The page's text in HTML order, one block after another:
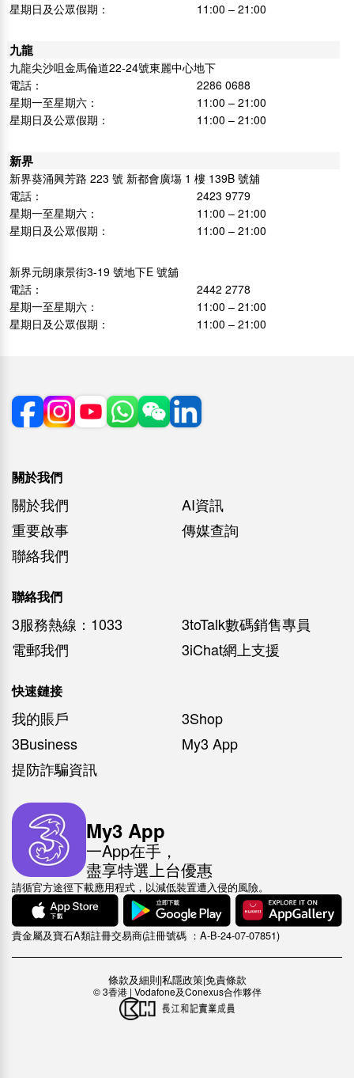
星期日及公眾假期：
11:00 – 21:00
九龍
九龍尖沙咀金馬倫道22-24號東麗中心地下
電話：
2286 0688
星期一至星期六：
11:00 – 21:00
星期日及公眾假期：
11:00 – 21:00
新界
新界葵涌興芳路 223 號 新都會廣塲 1 樓 139B 號舖
電話：
2423 9779
星期一至星期六：
11:00 – 21:00
星期日及公眾假期：
11:00 – 21:00
新界元朗康景街3-19 號地下E 號舖
電話：
2442 2778
星期一至星期六：
11:00 – 21:00
星期日及公眾假期：
11:00 – 21:00
關於我們
關於我們
AI資訊
重要啟事
傳媒查詢
聯絡我們
聯絡我們
3服務熱線：1033
3toTalk數碼銷售專員
電郵我們
3iChat網上支援
快速鏈接
我的賬戶
3Shop
3Business
My3 App
提防詐騙資訊
My3 App
一App在手，
盡享特選上台優惠
請循官方途徑下載應用程式，以減低裝置遭入侵的風險。
貴金屬及寶石A類註冊交易商(註冊號碼 ：A-B-24-07-07851)
條款及細則|私隱政策|免責條款
© 3香港 | Vodafone及Conexus合作夥伴